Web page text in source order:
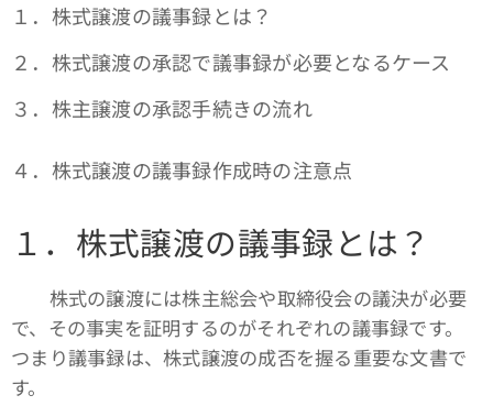
１．株式譲渡の議事録とは？
２．株式譲渡の承認で議事録が必要となるケース
３．株主譲渡の承認手続きの流れ
４．株式譲渡の議事録作成時の注意点
１．株式譲渡の議事録とは？
株式の譲渡には株主総会や取締役会の議決が必要
で、その事実を証明するのがそれぞれの議事録です。
つまり議事録は、株式譲渡の成否を握る重要な文書で
す。